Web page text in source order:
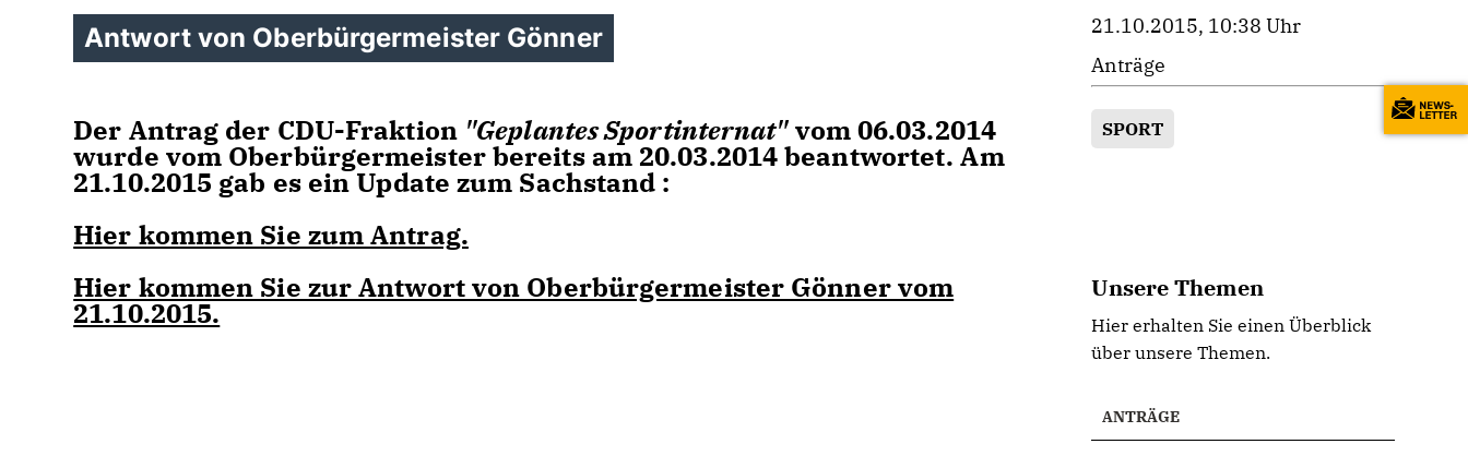
Antwort von Oberbürgermeister Gönner
Der Antrag der CDU-Fraktion "Geplantes Sportinternat"vom 06.03.2014
wurde vom Oberbürgermeister bereits am 20.03.2014 beantwortet. Am
21.10.2015 gab es ein Update zum Sachstand :
Hier kommen Sie zum Antrag.
Hier kommen Sie zur Antwort von Oberbürgermeister Gönner vom
21.10.2015.
21.10.2015, 10:38 Uhr
Anträge
SPORT
Unsere Themen
Hier erhalten Sie einen Überblick
über unsere Themen.
ANTRÄGE